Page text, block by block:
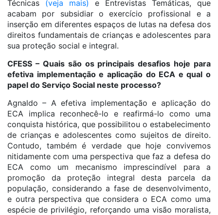
Técnicas (veja mais) e Entrevistas Temáticas, que
acabam por subsidiar o exercício profissional e a
inserção em diferentes espaços de lutas na defesa dos
direitos fundamentais de crianças e adolescentes para
sua proteção social e integral.
CFESS – Quais são os principais desafios hoje para
efetiva implementação e aplicação do ECA e qual o
papel do Serviço Social neste processo?
Agnaldo – A efetiva implementação e aplicação do
ECA implica reconhecê-lo e reafirmá-lo como uma
conquista histórica, que possibilitou o estabelecimento
de crianças e adolescentes como sujeitos de direito.
Contudo, também é verdade que hoje convivemos
nitidamente com uma perspectiva que faz a defesa do
ECA como um mecanismo imprescindível para a
promoção da proteção integral desta parcela da
população, considerando a fase de desenvolvimento,
e outra perspectiva que considera o ECA como uma
espécie de privilégio, reforçando uma visão moralista,